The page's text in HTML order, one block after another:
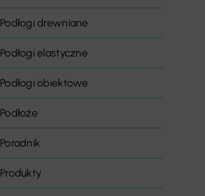
Podłogi drewniane
Podłogi elastyczne
Podłogi obiektowe
Podłoże
Poradnik
Produkty